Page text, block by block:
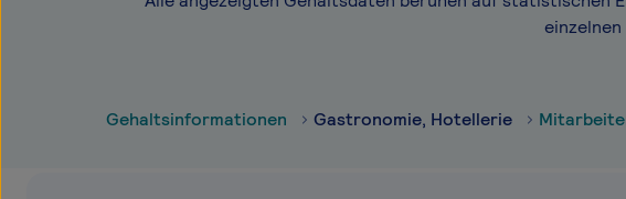
Gehaltsinformationen Gastronomie, Hotellerie